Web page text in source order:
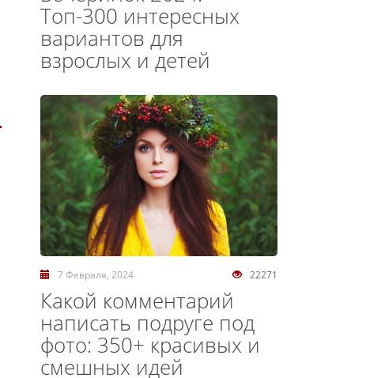
Топ-300 интересных
вариантов для
взрослых и детей
22271
7 Февраля, 2024
Какой комментарий
написать подруге под
фото: 350+ красивых и
смешных идей